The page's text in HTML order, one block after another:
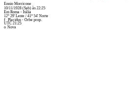
Ennio Morricone
10/11/1928 (Sab) às 22:25
EmRoma - Itália
12° 29' Leste/41° 54' Norte
f Placidus - Orbe prop.
UTC 21:25
Nova
o